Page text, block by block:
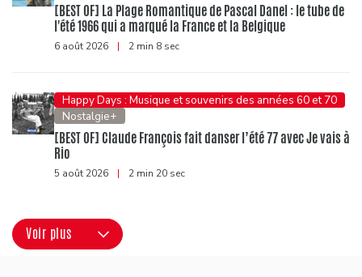
[BEST OF] La Plage Romantique de Pascal Danel : le tube de
l'été 1966 qui a marqué la France et la Belgique
6 août 2026 | 2 min 8 sec
Happy Days : Musique et souvenirs des années 60 et 70
Nostalgie+
[BEST OF] Claude François fait danser l’été 77 avec Je vais à
Rio
5 août 2026 | 2 min 20 sec
Voir plus